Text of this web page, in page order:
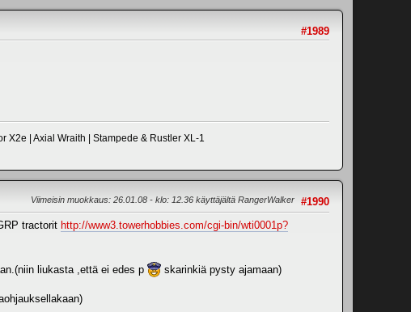
#1989
X2e | Axial Wraith | Stampede & Rustler XL-1
#1990
Viimeisin muokkaus: 26.01.08 - klo: 12.36 käyttäjältä RangerWalker
tractorit http://www3.towerhobbies.com/cgi-bin/wti0001p?
liukasta ,että ei edes p skarinkiä pysty ajamaan)